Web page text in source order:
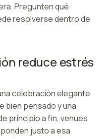
Pregunten qué
resolverse dentro de
reduce estrés
celebración elegante
bien pensado y una
principio a fin, venues
justo a esa